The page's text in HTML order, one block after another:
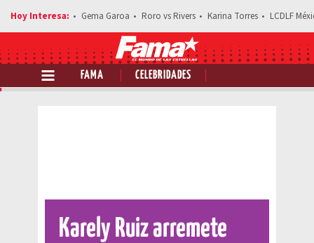
Gema Garoa Roro vs Rivers Karina Torres LCDLF
FAMA CELEBRIDADES
Comparte esta noticia
⁠Karely Ruiz arremete